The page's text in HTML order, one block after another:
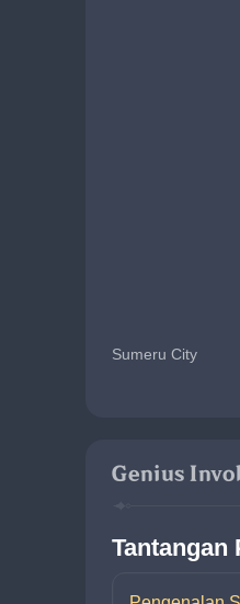
Sumeru City
Genius
Tantangan